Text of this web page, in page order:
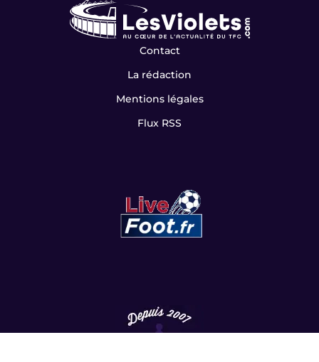
Contact
La rédaction
Mentions légales
Flux RSS